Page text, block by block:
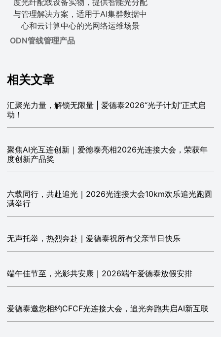
ODN管线管理产品
相关文章
汇聚光力量，解锁无限量 | 爱德泰2026“光子计划”正式启
动！
聚焦AI光互连创新｜爱德泰亮相2026光连接大会，荣获年
度创新产品奖
六载同行，共赴追光｜2026光连接大会10km欢乐追光跑圆
满举行
无声托举，热烈奔赴｜爱德泰祝所有父亲节日快乐
端午佳节至，光影共安康｜2026端午爱德泰放假安排
爱德泰邀您相约CFCF光连接大会，追光奔跑共启AI新互联